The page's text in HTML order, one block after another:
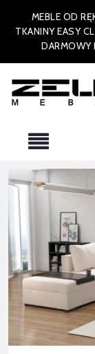
MEBLE OD
TKANINY EASY
DARMOWY